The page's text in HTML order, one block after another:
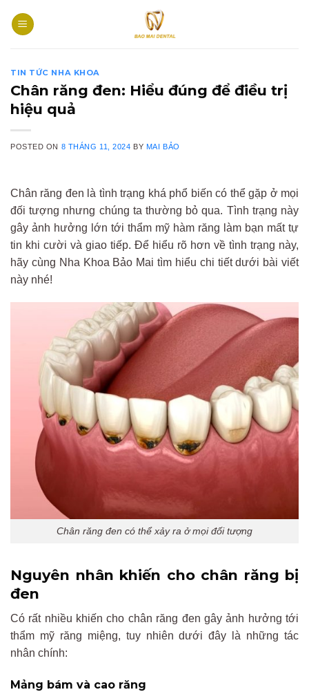
TIN TỨC NHA KHOA
Chân răng đen: Hiểu đúng để điều trị
hiệu quả
POSTED ON 8 THÁNG 11, 2024 BY MAI BẢO
Chân răng đen là tình trạng khá phổ biến có thể gặp ở mọi
đối tượng nhưng chúng ta thường bỏ qua. Tình trạng này
gây ảnh hưởng lớn tới thẩm mỹ hàm răng làm bạn mất tự
tin khi cười và giao tiếp. Để hiểu rõ hơn về tình trạng này,
hãy cùng Nha Khoa Bảo Mai tìm hiểu chi tiết dưới bài viết
này nhé!
Chân răng đen có thể xảy ra ở mọi đối tượng
Nguyên nhân khiến cho chân răng bị
đen
Có rất nhiều khiến cho chân răng đen gây ảnh hưởng tới
thẩm mỹ răng miệng, tuy nhiên dưới đây là những tác
nhân chính:
Mảng bám và cao răng